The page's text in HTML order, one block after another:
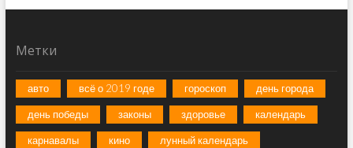
Метки
авто всё о 2019 годе гороскоп день города
день победы законы здоровье календарь
карнавалы кино лунный календарь